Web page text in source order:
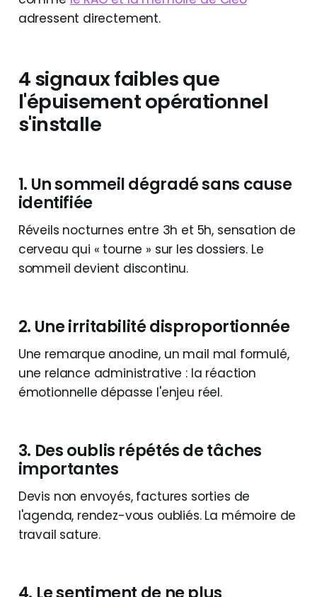
adressent directement.
4 signaux faibles que
l'épuisement opérationnel
s'installe
1. Un sommeil dégradé sans cause
identifiée
Réveils nocturnes entre 3h et 5h, sensation de
cerveau qui « tourne » sur les dossiers. Le
sommeil devient discontinu.
2. Une irritabilité disproportionnée
Une remarque anodine, un mail mal formulé,
une relance administrative : la réaction
émotionnelle dépasse l'enjeu réel.
3. Des oublis répétés de tâches
importantes
Devis non envoyés, factures sorties de
l'agenda, rendez-vous oubliés. La mémoire de
travail sature.